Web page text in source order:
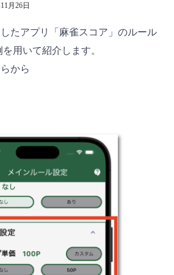
月26日
たアプリ「麻雀スコア」のルール
用いて紹介します。
から